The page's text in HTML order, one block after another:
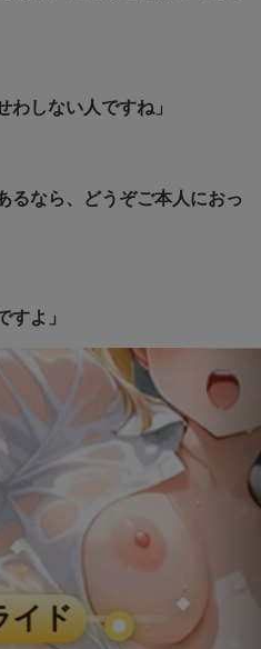
わしない人ですね」
るなら、どうぞご本人におっ
すよ」